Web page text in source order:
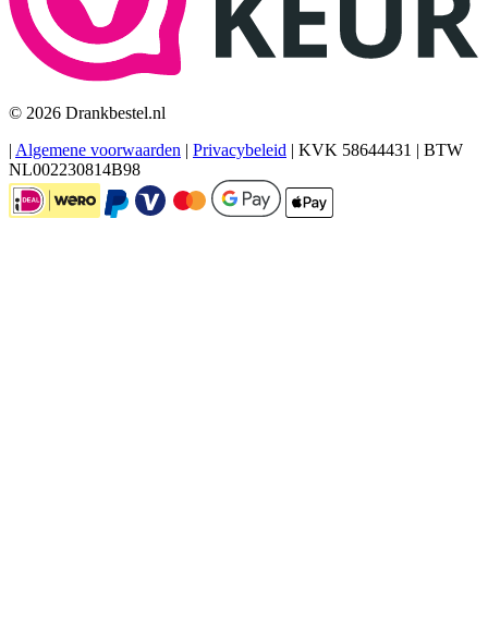
© 2026 Drankbestel.nl
| Algemene voorwaarden | Privacybeleid | KVK 58644431 | BTW
NL002230814B98